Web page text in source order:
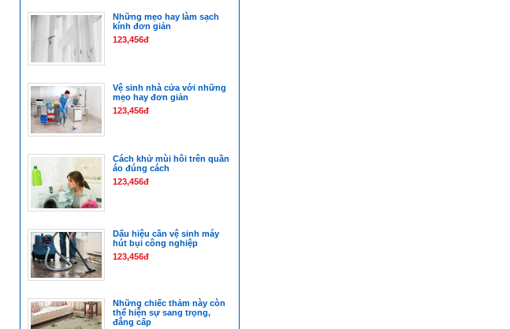
Những mẹo hay làm sạch
kính đơn giản
123,456đ
Vệ sinh nhà cửa với những
mẹo hay đơn giản
123,456đ
Cách khử mùi hôi trên quần
áo đúng cách
123,456đ
Dấu hiệu cần vệ sinh máy
hút bụi công nghiệp
123,456đ
Những chiếc thảm này còn
thể hiện sự sang trọng,
đẳng cấp